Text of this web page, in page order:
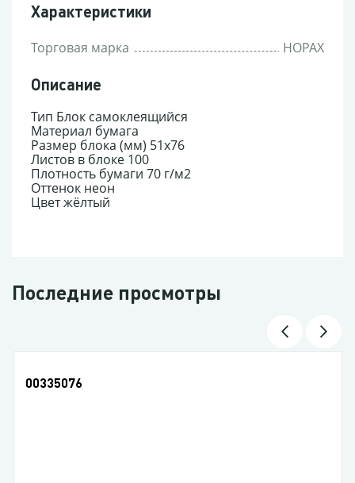
Характеристики
Торговая марка HOPAX
Описание
Тип Блок самоклеящийся
Материал бумага
Размер блока (мм) 51x76
Листов в блоке 100
Плотность бумаги 70 г/м2
Оттенок неон
Цвет жёлтый
Последние просмотры
00335076